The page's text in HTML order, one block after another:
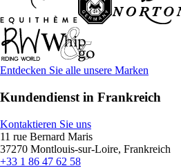
Entdecken Sie alle unsere Marken
Kundendienst in Frankreich
Kontaktieren Sie uns
11 rue Bernard Maris
37270 Montlouis-sur-Loire, Frankreich
+33 1 86 47 62 58